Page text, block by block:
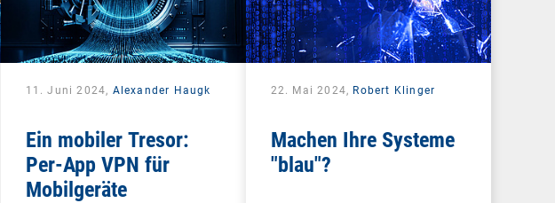
11. Juni 2024, Alexander Haugk
Ein mobiler Tresor:
Per-App VPN für
Mobilgeräte
22. Mai 2024, Robert Klinger
Machen Ihre Systeme
"blau"?